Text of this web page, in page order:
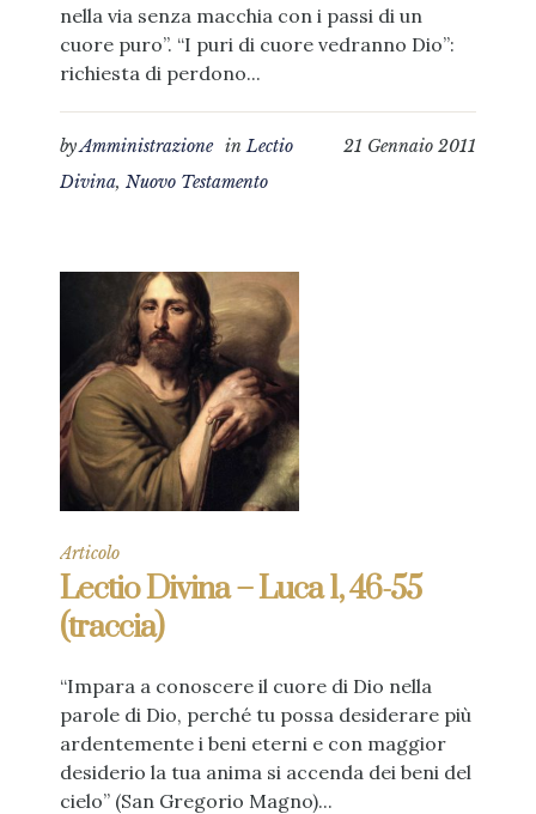
nella via senza macchia con i passi di un
cuore puro”. “I puri di cuore vedranno Dio”:
richiesta di perdono...
21 Gennaio 2011
byAmministrazione inLectio
Divina, Nuovo Testamento
Articolo
Lectio Divina – Luca 1, 46-55
(traccia)
“Impara a conoscere il cuore di Dio nella
parole di Dio, perché tu possa desiderare più
ardentemente i beni eterni e con maggior
desiderio la tua anima si accenda dei beni del
cielo” (San Gregorio Magno)...